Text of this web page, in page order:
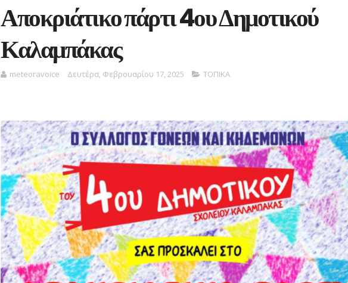
Αποκριάτικο πάρτι 4ου Δημοτικού
Καλαμπάκας
meteoravoice Δευτέρα, Φεβρουαρίου 17, 2025 ΤΟΠΙΚΑ